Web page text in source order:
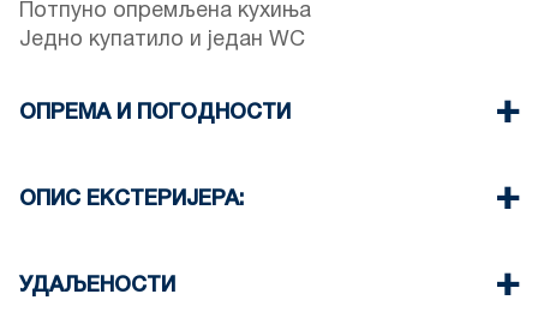
Потпуно опремљена кухиња
Једно купатило и један WC
ОПРЕМА И ПОГОДНОСТИ
Три клима уређаја
Машина за прање судова
Машина за прање веша
ОПИС ЕКСТЕРИЈЕРА:
Гостима комплекса на располагању су паркинг
места
УДАЉЕНОСТИ